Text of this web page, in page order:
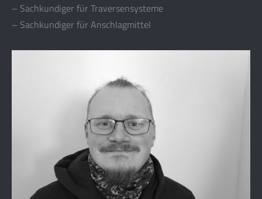
– Sachkundiger für Traversensysteme
– Sachkundiger für Anschlagmittel